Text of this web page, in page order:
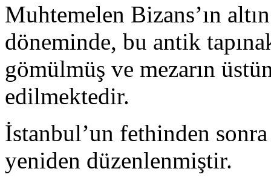
Muhtemelen Bizans’ın
döneminde, bu antik
gömülmüş ve mezarın
edilmektedir.
İstanbul’un fethinden
yeniden düzenlenmiştir.